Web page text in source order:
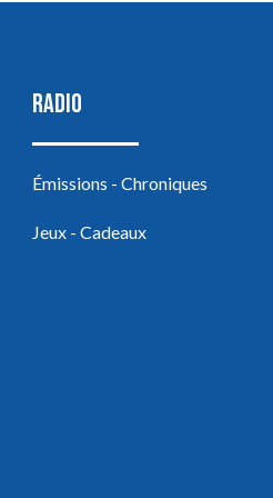
RADIO
Émissions - Chroniques
Jeux - Cadeaux